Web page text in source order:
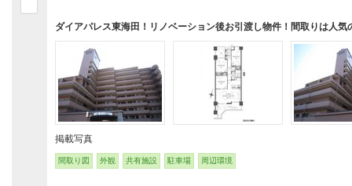
ダイアパレス東海田！リノベーション後お引渡し物件！間取りは人気
掲載写真
間取り図 外観 共有施設 駐車場 周辺環境